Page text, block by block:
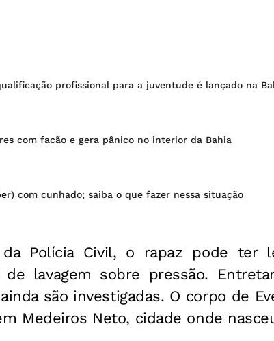
profissional para a juventude é lançado na
com facão e gera pânico no interior da Bahia
com cunhado; saiba o que fazer nessa situação
da Polícia Civil, o rapaz pode ter
lavagem sobre pressão.
são investigadas. O corpo de
Medeiros Neto, cidade onde